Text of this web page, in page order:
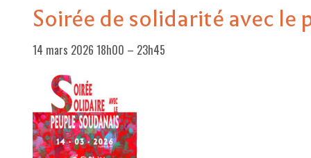
Soirée de solidarité avec le
14 mars 2026 18h00 – 23h45